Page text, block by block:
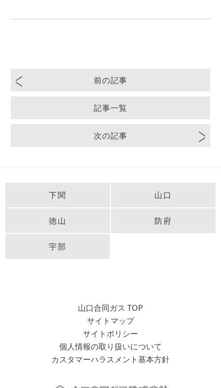
前の記事
記事一覧
次の記事
下関 山口
徳山 防府
宇部
山口合同ガス TOP
サイトマップ
サイトポリシー
個人情報の取り扱いについて
カスタマーハラスメント基本方針